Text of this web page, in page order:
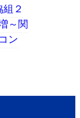
２
～関
ン